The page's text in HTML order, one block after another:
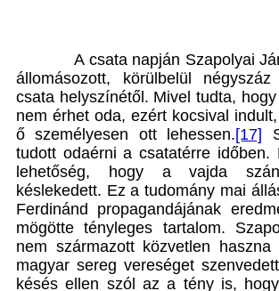
A csata napján Szapolyai
állomásozott, körülbelül
csata helyszínétől. Mivel tudta,
nem érhet oda, ezért kocsival
ő személyesen ott lehessen.[17]
tudott odaérni a csatatérre időben.
lehetőség, hogy a vajda
késlekedett. Ez a tudomány mai
Ferdinánd propagandájának
mögötte tényleges tartalom.
nem származott közvetlen
magyar sereg vereséget
késés ellen szól az a tény is,